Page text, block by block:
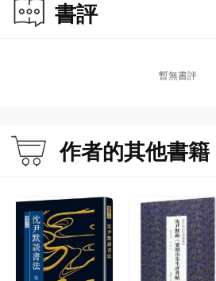
書評
暫無書評
作者的其他書籍